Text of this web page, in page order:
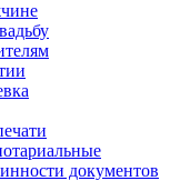
документов